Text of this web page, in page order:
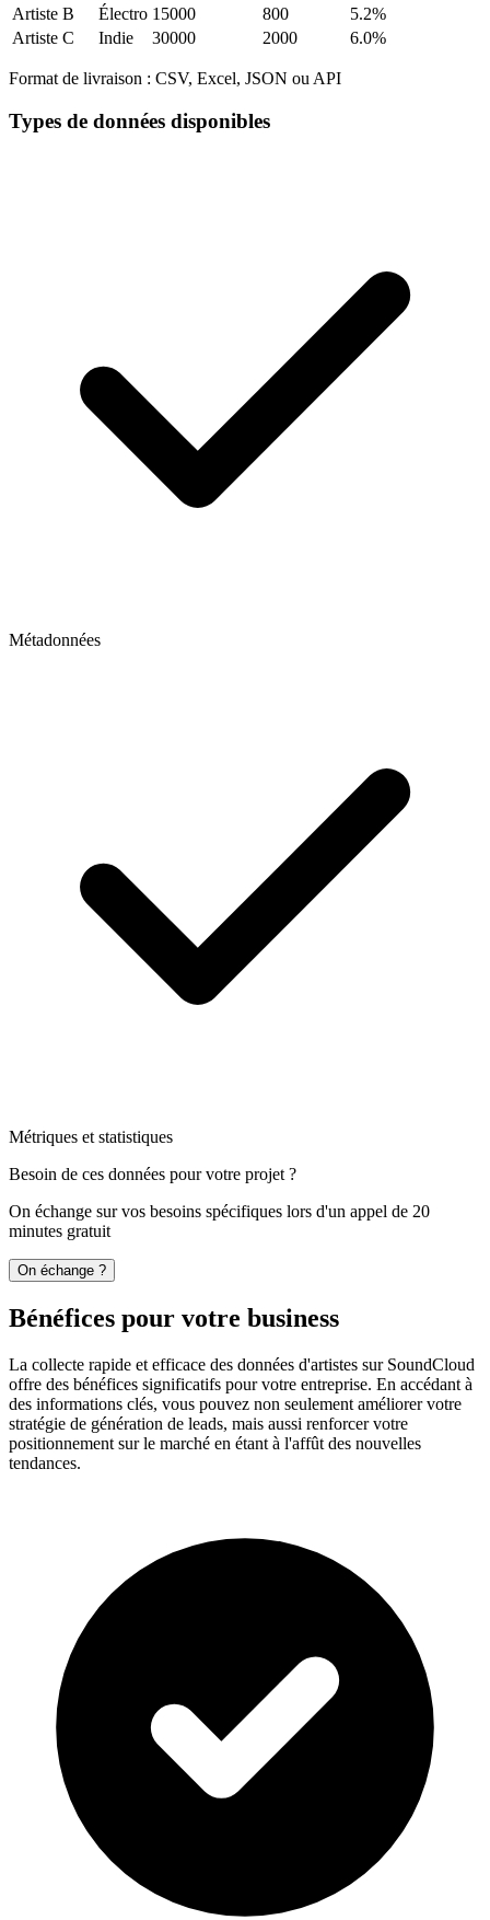
Artiste B
Électro 15000 800
5.2%
Artiste C
Indie 30000 2000 6.0%
Format de livraison : CSV, Excel, JSON ou API
Types de données disponibles
Métadonnées
Métriques et statistiques
Besoin de ces données pour votre projet ?
On échange sur vos besoins spécifiques lors d'un appel de 20
minutes gratuit
On échange ?
Bénéfices pour votre business
La collecte rapide et efficace des données d'artistes sur SoundCloud
offre des bénéfices significatifs pour votre entreprise. En accédant à
des informations clés, vous pouvez non seulement améliorer votre
stratégie de génération de leads, mais aussi renforcer votre
positionnement sur le marché en étant à l'affût des nouvelles
tendances.